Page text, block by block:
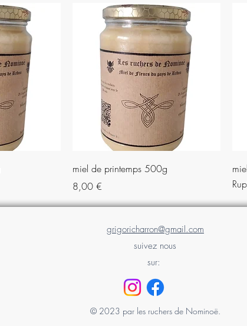
miel de printemps 500g
Prix
8,00 €
grigoricharron@gmail.com
suivez nous
sur:
© 2023 par les ruchers de Nominoë.